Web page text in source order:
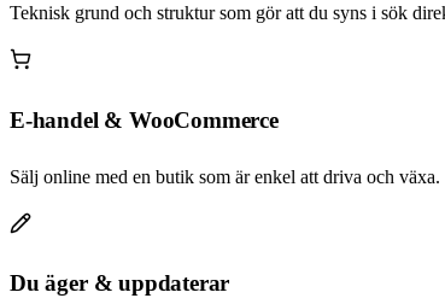
Teknisk grund och struktur som gör att du syns i sök
E-handel & WooCommerce
Sälj online med en butik som är enkel att driva och växa.
Du äger & uppdaterar